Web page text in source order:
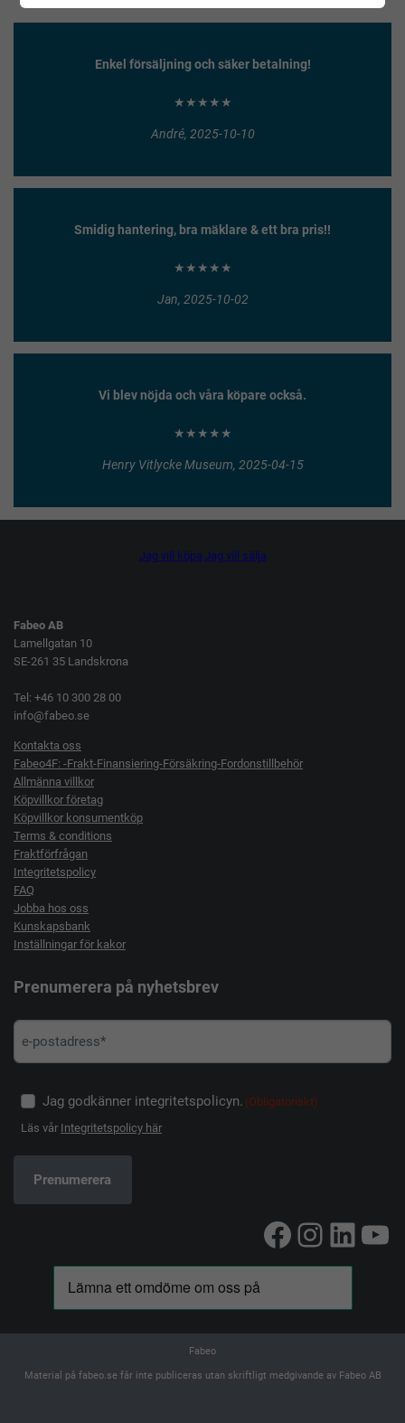
Enkel försäljning och säker betalning!
★★★★★
André, 2025-10-10
Smidig hantering, bra mäklare & ett bra pris!!
★★★★★
Jan, 2025-10-02
Vi blev nöjda och våra köpare också.
★★★★★
Henry Vitlycke Museum, 2025-04-15
Jag vill köpa Jag vill sälja
Fabeo AB
Lamellgatan 10
SE-261 35 Landskrona
Tel: +46 10 300 28 00
info@fabeo.se
Kontakta oss
Fabeo4F: -Frakt-Finansiering-Försäkring-Fordonstillbehör
Allmänna villkor
Köpvillkor företag
Köpvillkor konsumentköp
Terms & conditions
Fraktförfrågan
Integritetspolicy
FAQ
Jobba hos oss
Kunskapsbank
Inställningar för kakor
Prenumerera på nyhetsbrev
Jag godkänner integritetspolicyn. (Obligatoriskt)
Läs vår Integritetspolicy här
Facebook
Fabeo
Material på fabeo.se får inte publiceras utan skriftligt medgivande av Fabeo AB